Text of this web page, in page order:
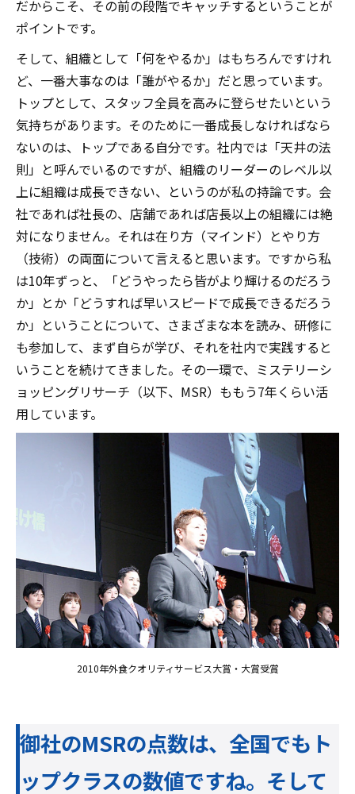
だからこそ、その前の段階でキャッチするということが
ポイントです。
そして、組織として「何をやるか」はもちろんですけれ
ど、一番大事なのは「誰がやるか」だと思っています。
トップとして、スタッフ全員を高みに登らせたいという
気持ちがあります。そのために一番成長しなければなら
ないのは、トップである自分です。社内では「天井の法
則」と呼んでいるのですが、組織のリーダーのレベル以
上に組織は成長できない、というのが私の持論です。会
社であれば社長の、店舗であれば店長以上の組織には絶
対になりません。それは在り方（マインド）とやり方
（技術）の両面について言えると思います。ですから私
は10年ずっと、「どうやったら皆がより輝けるのだろう
か」とか「どうすれば早いスピードで成長できるだろう
か」ということについて、さまざまな本を読み、研修に
も参加して、まず自らが学び、それを社内で実践すると
いうことを続けてきました。その一環で、ミステリーシ
ョッピングリサーチ（以下、MSR）ももう7年くらい活
用しています。
2010年外食クオリティサービス大賞・大賞受賞
御社のMSRの点数は、全国でもト
ップクラスの数値ですね。そして